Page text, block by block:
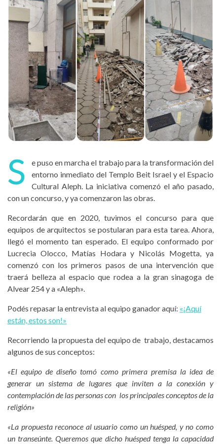
S
e puso en marcha el trabajo para la transformación del
entorno inmediato del Templo Beit Israel y el Espacio
Cultural Aleph. La iniciativa comenzó el año pasado,
con un concurso, y ya comenzaron las obras.
Recordarán que en 2020, tuvimos el concurso para que
equipos de arquitectos se postularan para esta tarea. Ahora,
llegó el momento tan esperado. El equipo conformado por
Lucrecia Olocco, Matías Hodara y Nicolás Mogetta, ya
comenzó con los primeros pasos de una intervención que
traerá belleza al espacio que rodea a la gran sinagoga de
Alvear 254 y a «Aleph».
Podés repasar la entrevista al equipo ganador aquí: «¡Aquí
están, estos son!»
Recorriendo la propuesta del equipo de trabajo, destacamos
algunos de sus conceptos:
«El equipo de diseño tomó como primera premisa la idea de
generar un sistema de lugares que inviten a la conexión y
contemplación de las personas con los principales conceptos de la
religión»
«La propuesta reconoce al usuario como un huésped, y no como
un transeúnte. Queremos que dicho huésped tenga la capacidad